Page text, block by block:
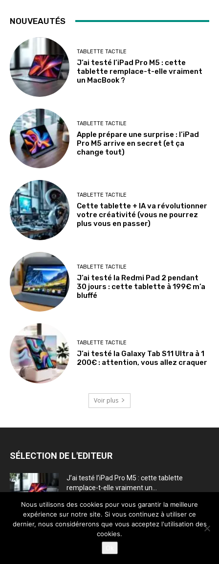
NOUVEAUTÉS
TABLETTE TACTILE
J’ai testé l’iPad Pro M5 : cette
tablette remplace-t-elle vraiment
un MacBook ?
TABLETTE TACTILE
Apple prépare une surprise : l’iPad
Pro M5 arrive en secret (et ça
change tout)
TABLETTE TACTILE
Cette tablette + IA va révolutionner
votre créativité (vous ne pourrez
plus vous en passer)
TABLETTE TACTILE
J’ai testé la Redmi Pad 2 pendant
30 jours : cette tablette à 199€ m’a
bluffé
TABLETTE TACTILE
J’ai testé la Galaxy Tab S11 Ultra à 1
200€ : attention, vous allez craquer
Voir plus
SÉLECTION DE L'EDITEUR
J’ai testé l’iPad Pro M5 : cette tablette
remplace-t-elle vraiment un...
Apple prépare une surprise : l’iPad Pro M5
arrive en secret...
20 octobre 2025
Nous utilisons des cookies pour vous garantir la meilleure
expérience sur notre site. Si vous continuez à utiliser ce
dernier, nous considérerons que vous acceptez l'utilisation des
cookies.